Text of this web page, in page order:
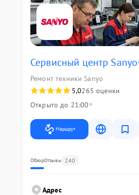
Сервисный центр Sanyo
Ремонт техники Sanyo
5,0265 оценки
Открыто до 21:00
Маршрут
ОбзорОтзывы 240
Адрес